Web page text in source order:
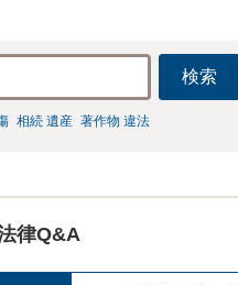
検索
相続 遺産 著作物 違法
律Q&A